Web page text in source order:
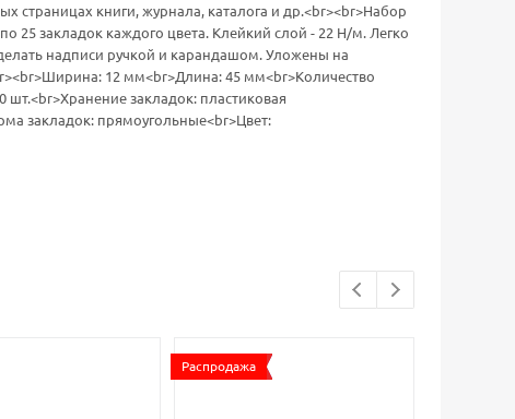
страницах книги, журнала, каталога и др.<br><br>Набор
25 закладок каждого цвета. Клейкий слой - 22 Н/м. Легко
надписи ручкой и карандашом. Уложены на
12 мм<br>Длина: 45 мм<br>Количество
шт.<br>Хранение закладок: пластиковая
закладок: прямоугольные<br>Цвет:
Распродажа